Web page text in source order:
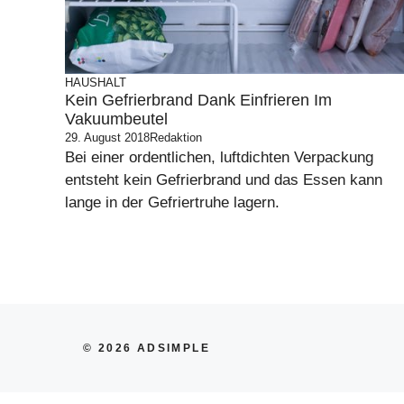
HAUSHALT
Kein Gefrierbrand Dank Einfrieren Im
Vakuumbeutel
29. August 2018Redaktion
Bei einer ordentlichen, luftdichten Verpackung
entsteht kein Gefrierbrand und das Essen kann
lange in der Gefriertruhe lagern.
© 2026 ADSIMPLE